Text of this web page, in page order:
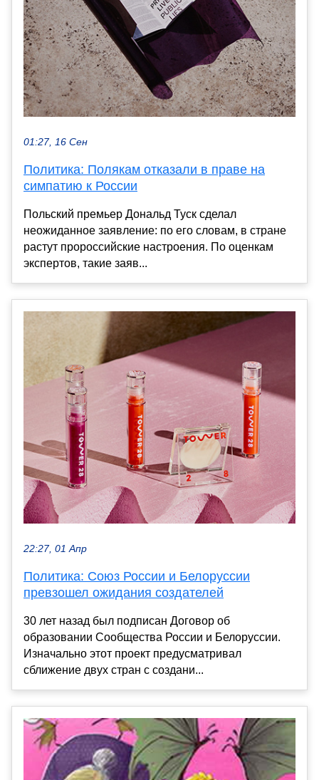
01:27, 16 Сен
Политика: Полякам отказали в праве на
симпатию к России
Польский премьер Дональд Туск сделал
неожиданное заявление: по его словам, в стране
растут пророссийские настроения. По оценкам
экспертов, такие заяв...
22:27, 01 Апр
Политика: Союз России и Белоруссии
превзошел ожидания создателей
30 лет назад был подписан Договор об
образовании Сообщества России и Белоруссии.
Изначально этот проект предусматривал
сближение двух стран с создани...